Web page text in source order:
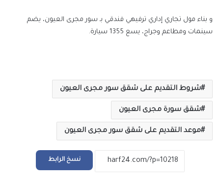
و بناء مول تجاري إداري ترفيهي فندقي بـ سور مجرى العيون، يضم
سينمات ومطاعم وجراج، يسع 1355 سيارة.
شروط التقديم على شقق سور مجرى العيون
شقق سورة مجرى العيون
موعد التقديم على شقق سور مجرى العيون
نسخ الرابط